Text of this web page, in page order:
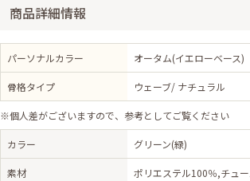
商品詳細情報
パーソナルカラー オータム(イエローベース)
骨格タイプ ウェーブ/ ナチュラル
※個人差がございますので、参考としてご覧ください
カラー グリーン(緑)
素材 ポリエステル100％,チュ